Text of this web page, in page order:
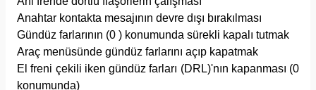
Anahtar kontakta mesajının devre dışı bırakılması
Gündüz farlarının (0 ) konumunda sürekli kapalı tutmak
Araç menüsünde gündüz farlarını açıp kapatmak
El freni çekili iken gündüz farları (DRL)'nın kapanması (0
konumunda)